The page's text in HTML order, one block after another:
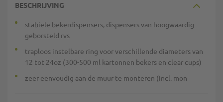
BESCHRIJVING
stabiele bekerdispensers, dispensers van hoogwaardig
geborsteld rvs
traploos instelbare ring voor verschillende diameters van
12 tot 24oz (300-500 ml kartonnen bekers en clear cups)
zeer eenvoudig aan de muur te monteren (incl. mon